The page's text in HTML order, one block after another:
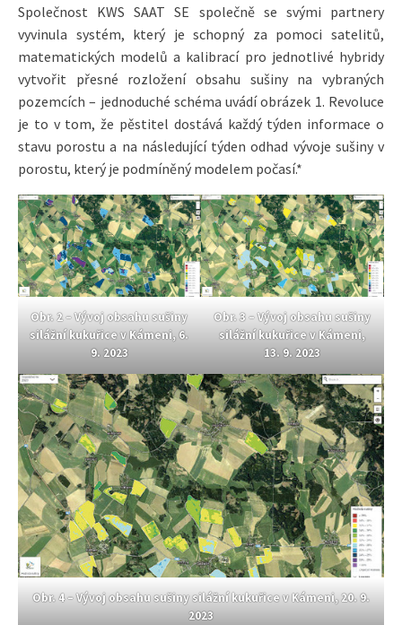
Společnost KWS SAAT SE společně se svými partnery
vyvinula systém, který je schopný za pomoci satelitů,
matematických modelů a kalibrací pro jednotlivé hybridy
vytvořit přesné rozložení obsahu sušiny na vybraných
pozemcích – jednoduché schéma uvádí obrázek 1. Revoluce
je to v tom, že pěstitel dostává každý týden informace o
stavu porostu a na následující týden odhad vývoje sušiny v
porostu, který je podmíněný modelem počasí.*
Obr. 2 – Vývoj obsahu sušiny
silážní kukuřice v Kámeni, 6.
9. 2023
Obr. 3 – Vývoj obsahu sušiny
silážní kukuřice v Kámeni,
13. 9. 2023
Obr. 4 – Vývoj obsahu sušiny silážní kukuřice v Kámeni, 20. 9.
2023